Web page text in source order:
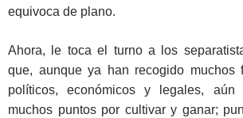
equivoca de plano.
Ahora, le toca el turno a los
que, aunque ya han recogido muchos
políticos, económicos y legales,
muchos puntos por cultivar y ganar;